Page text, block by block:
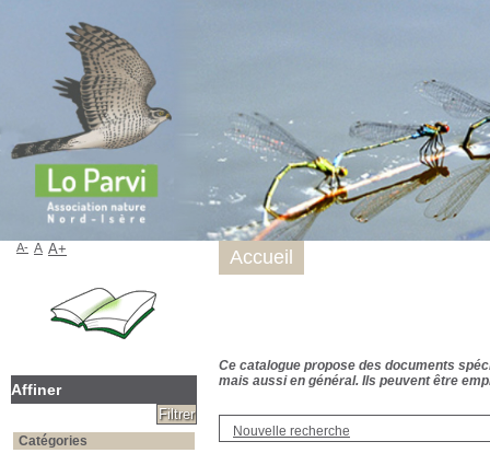
Ce catalogue propose des documents
mais aussi en général. Ils peuvent être
Nouvelle recherche
Accueil
A- A A+
Affiner
Catégories